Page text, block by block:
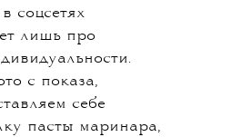
соцсетях
лишь про
с показа,
себе
пасты маринара,